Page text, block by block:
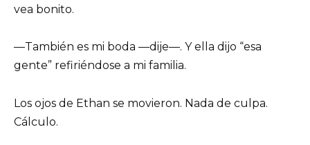
vea bonito.
—También es mi boda —dije—. Y ella dijo “esa
gente” refiriéndose a mi familia.
Los ojos de Ethan se movieron. Nada de culpa.
Cálculo.